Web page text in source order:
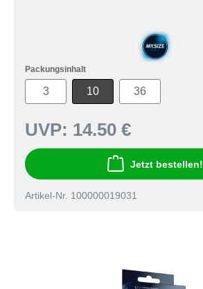
Packungsinhalt
3 10 36
UVP: 14.50 €
Jetzt bestellen!
Artikel-Nr. 100000019031